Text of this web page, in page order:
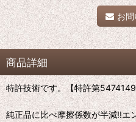
お
商品詳細
特許技術です。【特許第
純正品に比べ摩擦係数が半減!!エ